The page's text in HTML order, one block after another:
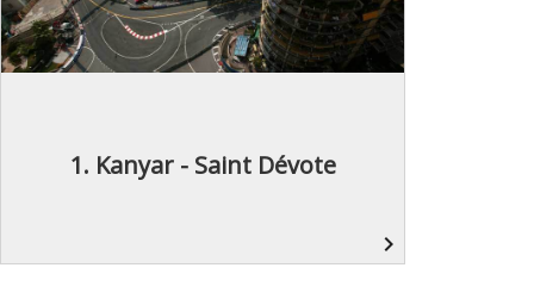
1. Kanyar - Saint Dévote
navigate_next